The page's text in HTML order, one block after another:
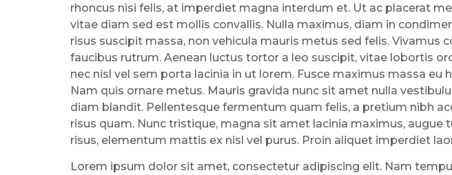
rhoncus nisi felis, at imperdiet magna interdum et. Ut ac placerat
vitae diam sed est mollis convallis. Nulla maximus, diam in
risus suscipit massa, non vehicula mauris metus sed felis. Vivamus
faucibus rutrum. Aenean luctus tortor a leo suscipit, vitae lobortis
nec nisl vel sem porta lacinia in ut lorem. Fusce maximus massa eu
Nam quis ornare metus. Mauris gravida nunc sit amet nulla
diam blandit. Pellentesque fermentum quam felis, a pretium nibh
risus quam. Nunc tristique, magna sit amet lacinia maximus, augue
risus, elementum mattis ex nisl vel purus. Proin aliquet imperdiet
Lorem ipsum dolor sit amet, consectetur adipiscing elit. Nam